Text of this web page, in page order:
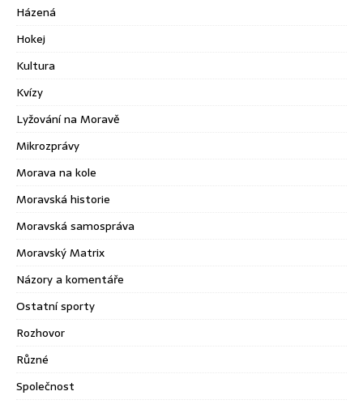
Házená
Hokej
Kultura
Kvízy
Lyžování na Moravě
Mikrozprávy
Morava na kole
Moravská historie
Moravská samospráva
Moravský Matrix
Názory a komentáře
Ostatní sporty
Rozhovor
Různé
Společnost